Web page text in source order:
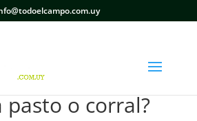
pasto o corral?